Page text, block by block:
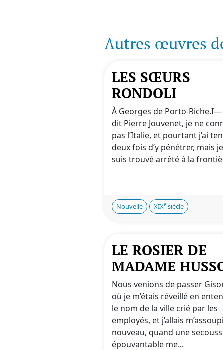
Autres œuvres
LES SŒURS
RONDOLI
À Georges de Porto-
dit Pierre Jouvenet, je ne
pas l’Italie, et pourtant j’ai
deux fois d’y pénétrer, mais
suis trouvé arrêté à la
Nouvelle XIXe siècle
LE ROSIER DE
MADAME
Nous venions de passer
où je m’étais réveillé en
le nom de la ville crié par les
employés, et j’allais
nouveau, quand une
épouvantable me...